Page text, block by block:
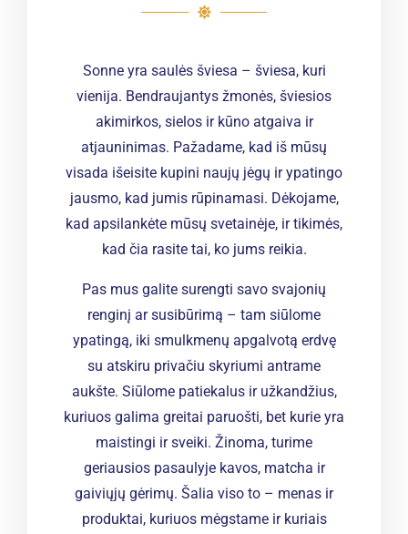
Sonne yra saulės šviesa – šviesa, kuri
vienija. Bendraujantys žmonės, šviesios
akimirkos, sielos ir kūno atgaiva ir
atjauninimas. Pažadame, kad iš mūsų
visada išeisite kupini naujų jėgų ir ypatingo
jausmo, kad jumis rūpinamasi. Dėkojame,
kad apsilankėte mūsų svetainėje, ir tikimės,
kad čia rasite tai, ko jums reikia.
Pas mus galite surengti savo svajonių
renginį ar susibūrimą – tam siūlome
ypatingą, iki smulkmenų apgalvotą erdvę
su atskiru privačiu skyriumi antrame
aukšte. Siūlome patiekalus ir užkandžius,
kuriuos galima greitai paruošti, bet kurie yra
maistingi ir sveiki. Žinoma, turime
geriausios pasaulyje kavos, matcha ir
gaiviųjų gėrimų. Šalia viso to – menas ir
produktai, kuriuos mėgstame ir kuriais